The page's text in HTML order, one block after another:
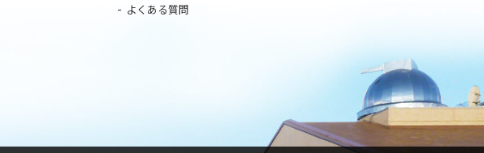
よくある質問